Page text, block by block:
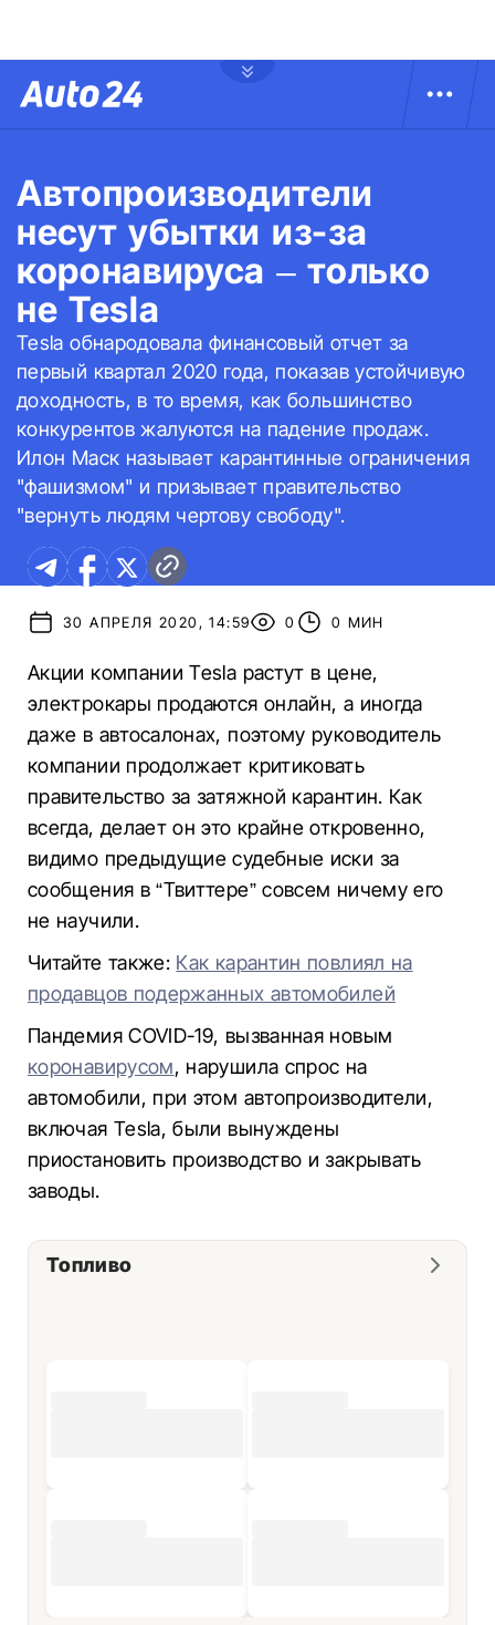
Автопроизводители
несут убытки из-за
коронавируса – только
не Tesla
Tesla обнародовала финансовый отчет за
первый квартал 2020 года, показав устойчивую
доходность, в то время, как большинство
конкурентов жалуются на падение продаж.
Илон Маск называет карантинные ограничения
"фашизмом" и призывает правительство
"вернуть людям чертову свободу".
30 АПРЕЛЯ 2020, 14:59 0 0 МИН
Акции компании Tesla растут в цене,
электрокары продаются онлайн, а иногда
даже в автосалонах, поэтому руководитель
компании продолжает критиковать
правительство за затяжной карантин. Как
всегда, делает он это крайне откровенно,
видимо предыдущие судебные иски за
сообщения в “Твиттере” совсем ничему его
не научили.
Читайте также: Как карантин повлиял на
продавцов подержанных автомобилей
Пандемия COVID-19, вызванная новым
коронавирусом, нарушила спрос на
автомобили, при этом автопроизводители,
включая Tesla, были вынуждены
приостановить производство и закрывать
заводы.
Топливо